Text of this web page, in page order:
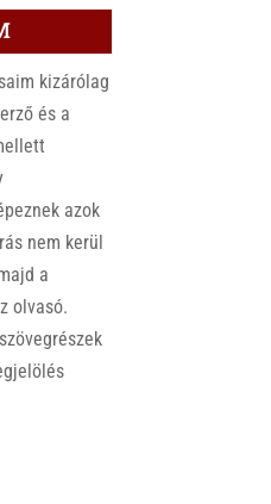
kizárólag
és a
azok
nem kerül
a
olvasó.